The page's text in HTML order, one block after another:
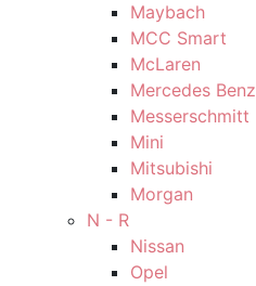
Maybach
MCC Smart
McLaren
Mercedes Benz
Messerschmitt
Mini
Mitsubishi
Morgan
N - R
Nissan
Opel